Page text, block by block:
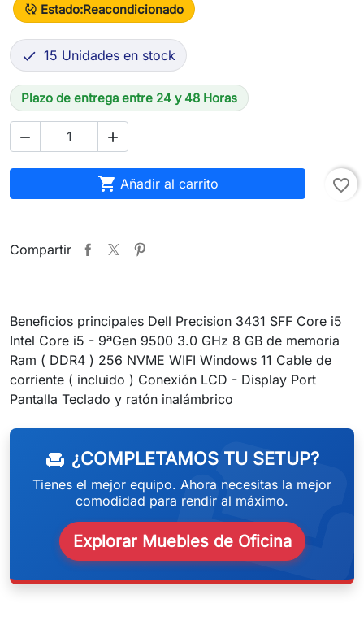
published_with_changes Estado:Reacondicionado
 15 Unidades en stock
Plazo de entrega entre 24 y 48 Horas
 
 Añadir al carrito favorite_border
Compartir
Beneficios principales Dell Precision 3431 SFF Core i5
Intel Core i5 - 9ªGen 9500 3.0 GHz 8 GB de memoria
Ram ( DDR4 ) 256 NVME WIFI Windows 11 Cable de
corriente ( incluido ) Conexión LCD - Display Port
Pantalla Teclado y ratón inalámbrico
chair ¿COMPLETAMOS TU SETUP?
Tienes el mejor equipo. Ahora necesitas la mejor
comodidad para rendir al máximo.
Explorar Muebles de Oficina